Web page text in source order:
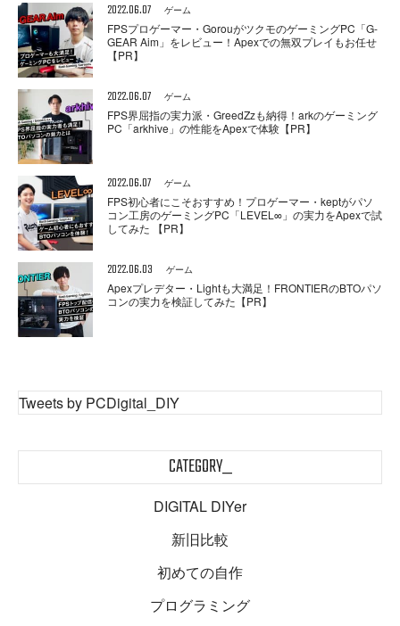
2022.06.07 ゲーム
FPSプロゲーマー・GorouがツクモのゲーミングPC「G-
GEAR Aim」をレビュー！Apexでの無双プレイもお任せ
【PR】
2022.06.07 ゲーム
FPS界屈指の実力派・GreedZzも納得！arkのゲーミング
PC「arkhive」の性能をApexで体験【PR】
2022.06.07 ゲーム
FPS初心者にこそおすすめ！プロゲーマー・keptがパソ
コン工房のゲーミングPC「LEVEL∞」の実力をApexで試
してみた 【PR】
2022.06.03 ゲーム
Apexプレデター・Lightも大満足！FRONTIERのBTOパソ
コンの実力を検証してみた【PR】
Tweets by PCDigital_DIY
CATEGORY_
DIGITAL DIYer
新旧比較
初めての自作
プログラミング